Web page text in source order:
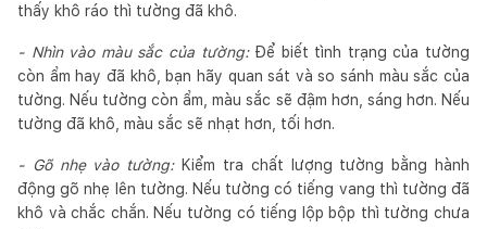
thấy khô ráo thì tường đã khô.
- Nhìn vào màu sắc của tường:Để biết tình trạng của tường
còn ẩm hay đã khô, bạn hãy quan sát và so sánh màu sắc của
tường. Nếu tường còn ẩm, màu sắc sẽ đậm hơn, sáng hơn. Nếu
tường đã khô, màu sắc sẽ nhạt hơn, tối hơn.
- Gõ nhẹ vào tường: Kiểm tra chất lượng tường bằng hành
động gõ nhẹ lên tường. Nếu tường có tiếng vang thì tường đã
khô và chắc chắn. Nếu tường có tiếng lộp bộp thì tường chưa